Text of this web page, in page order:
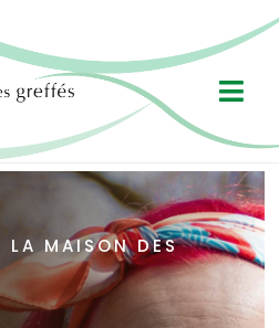
LA MAISON DES